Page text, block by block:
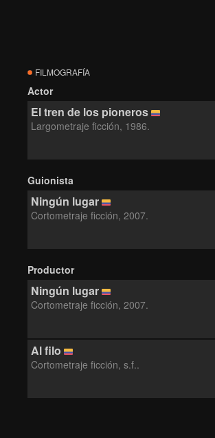
FILMOGRAFÍA
Actor
El tren de los pioneros
Largometraje ficción, 1986.
Guionista
Ningún lugar
Cortometraje ficción, 2007.
Productor
Ningún lugar
Cortometraje ficción, 2007.
Al filo
Cortometraje ficción, s.f..